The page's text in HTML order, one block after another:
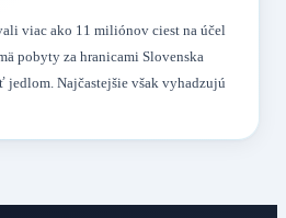
viac ako 11 miliónov ciest na účel
pobyty za hranicami Slovenska
jedlom. Najčastejšie však vyhadzujú